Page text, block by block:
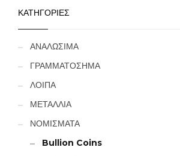
ΚΑΤΗΓΟΡΙΕΣ
ΑΝΑΛΩΣΙΜΑ
ΓΡΑΜΜΑΤΟΣΗΜΑ
ΛΟΙΠΑ
ΜΕΤΑΛΛΙΑ
ΝΟΜΙΣΜΑΤΑ
Bullion Coins